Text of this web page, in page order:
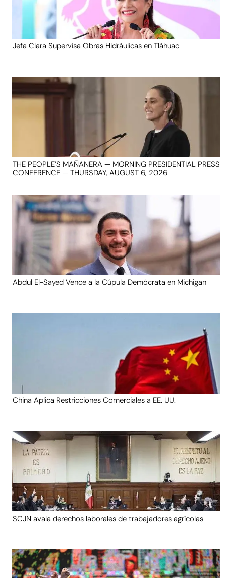
Jefa Clara Supervisa Obras Hidráulicas en Tláhuac
THE PEOPLE’S MAÑANERA — MORNING PRESIDENTIAL PRESS
CONFERENCE — THURSDAY, AUGUST 6, 2026
Abdul El-Sayed Vence a la Cúpula Demócrata en Michigan
China Aplica Restricciones Comerciales a EE. UU.
SCJN avala derechos laborales de trabajadores agrícolas